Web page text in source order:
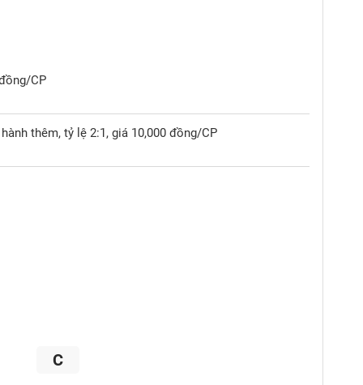
CP
thêm, tỷ lệ 2:1, giá 10,000 đồng/CP
C